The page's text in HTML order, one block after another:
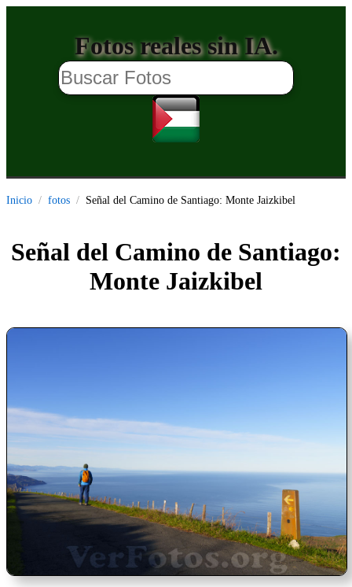
Fotos reales sin IA.
Inicio fotos Señal del Camino de Santiago: Monte Jaizkibel
Señal del Camino de Santiago:
Monte Jaizkibel